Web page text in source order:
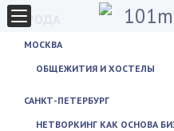
ГОРОДА
МОСКВА
ОБЩЕЖИТИЯ И ХОСТЕЛЫ
САНКТ-ПЕТЕРБУРГ
НЕТВОРКИНГ КАК ОСНОВА